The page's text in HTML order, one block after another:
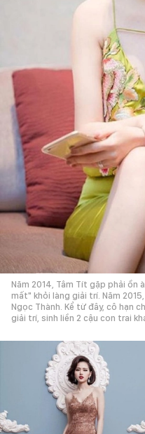
Năm 2014, Tâm Tít gặp phải ồn
mất" khỏi làng giải trí. Năm
Ngọc Thành. Kể từ đây, cô hạn
giải trí, sinh liền 2 cậu con trai